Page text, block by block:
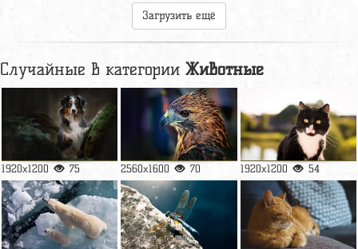
Загрузить ещё
Случайные в категории Животные
1920x1200 75 2560x1600 70 1920x1200 54